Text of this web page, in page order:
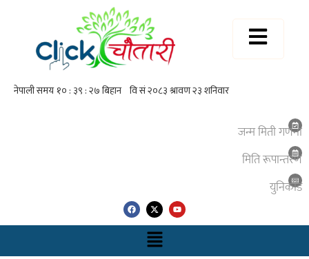
जन्म मिती गणना
मिति रूपान्तरण
युनिकाेड